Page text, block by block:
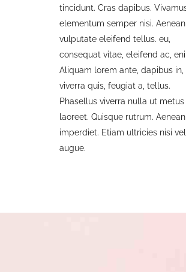
tincidunt. Cras dapibus.
elementum semper nisi. Aenean
vulputate eleifend tellus. eu,
consequat vitae, eleifend ac,
Aliquam lorem ante, dapibus in,
viverra quis, feugiat a, tellus.
Phasellus viverra nulla ut metus
laoreet. Quisque rutrum. Aenean
imperdiet. Etiam ultricies nisi vel
augue.